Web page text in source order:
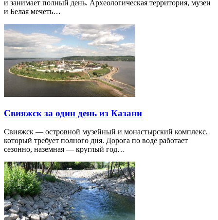
и занимает полный день. Археологическая территория, музеи
и Белая мечеть…
Свияжск за один день из Казани
Свияжск — островной музейный и монастырский комплекс,
который требует полного дня. Дорога по воде работает
сезонно, наземная — круглый год…